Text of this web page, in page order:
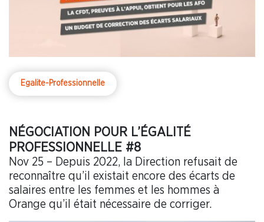
Egalite-Professionnelle
NÉGOCIATION POUR L’ÉGALITÉ
PROFESSIONNELLE #8
Nov 25 – Depuis 2022, la Direction refusait de
reconnaître qu’il existait encore des écarts de
salaires entre les femmes et les hommes à
Orange qu’il était nécessaire de corriger.